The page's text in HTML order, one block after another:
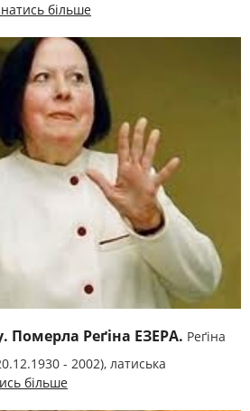
більше
Померла Реґіна ЕЗЕРА. Реґіна
- 2002), латиська
більше